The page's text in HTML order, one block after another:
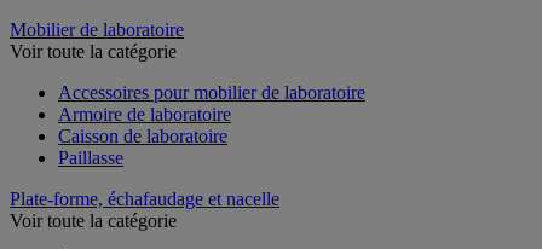
Mobilier de laboratoire
Voir toute la catégorie
Accessoires pour mobilier de laboratoire
Armoire de laboratoire
Caisson de laboratoire
Paillasse
Plate-forme, échafaudage et nacelle
Voir toute la catégorie